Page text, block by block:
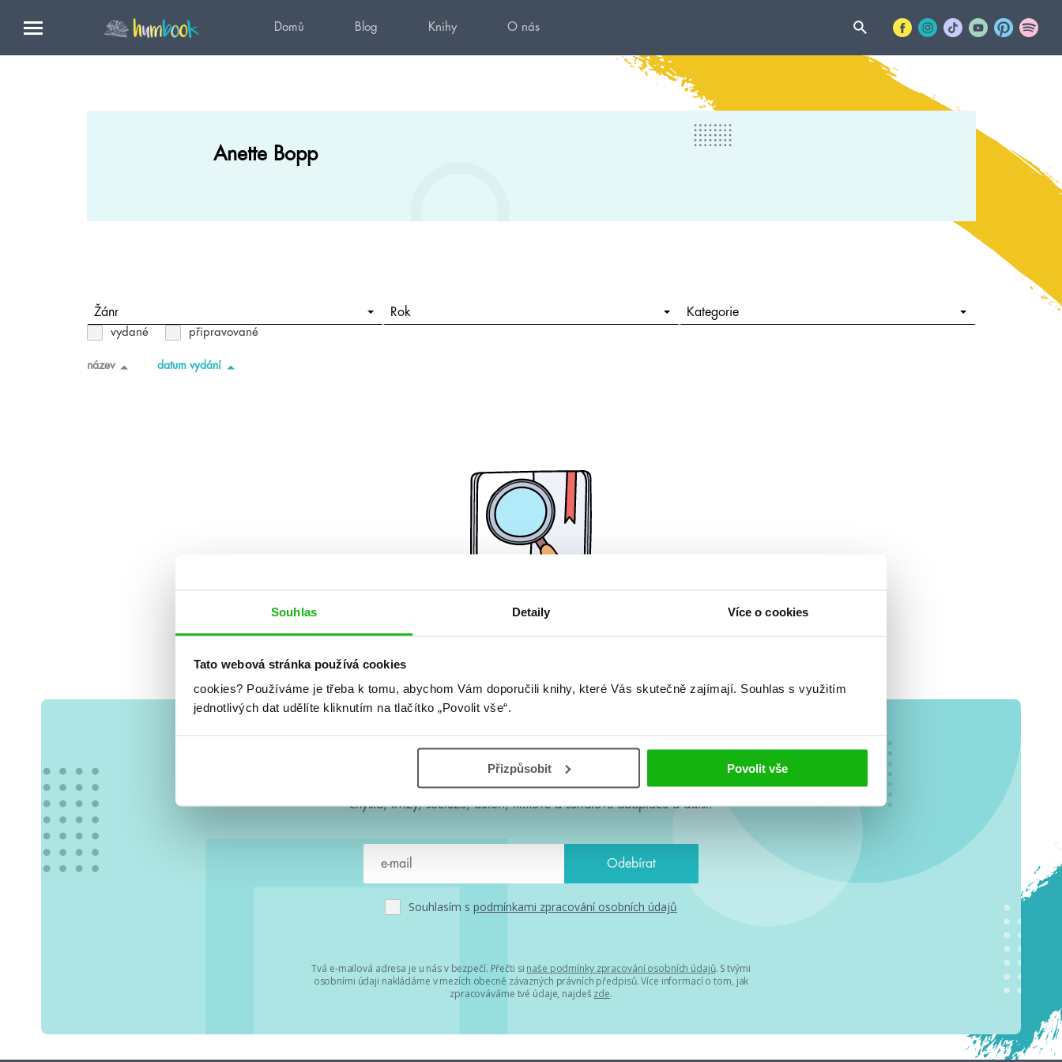
Souhlas Detaily Více o cookies
Tato webová stránka používá cookies
cookies? Používáme je třeba k tomu, abychom Vám doporučili knihy, které Vás skutečně zajímají. Souhlas s využitím
jednotlivých dat udělíte kliknutím na tlačítko „Povolit vše“.
Přizpůsobit Povolit vše
Domů Blog Knihy O nás
Anette Bopp
Žánr Rok Kategorie
vydané připravované
název datum vydání
#HumbookNews
Vše kolem #youngadult každý měsíc rovnou do mailu! Nové knihy, co se
chystá, kvízy, soutěže, autoři, filmové a seriálové adaptace a další.
Souhlasím s podmínkami zpracování osobních údajů
Tvá e-mailová adresa je u nás v bezpečí. Přečti si naše podmínky zpracování osobních údajů. S tvými
osobními údaji nakládáme v mezích obecně závazných právních předpisů. Více informací o tom, jak
zpracováváme tvé údaje, najdeš zde.